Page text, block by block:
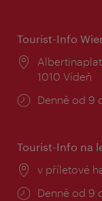
Tourist-Info
Místo:
1010 Vídeň
Provozní
Denně od 9
Tourist-Info na
Místo:
v příletové
Provozní
Denně od 9